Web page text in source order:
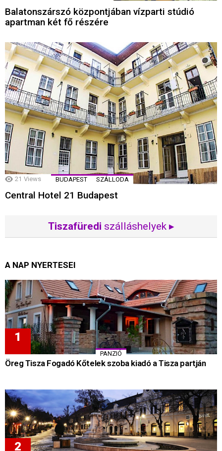
Balatonszárszó központjában vízparti stúdió
apartman két fő részére
21 Views BUDAPEST SZÁLLODA
Central Hotel 21 Budapest
Tiszafüredi szálláshelyek ▸
A NAP NYERTESEI
PANZIÓ
Öreg Tisza Fogadó Kőtelek szoba kiadó a Tisza partján